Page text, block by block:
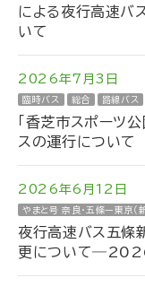
による夜行高速バ
いて
2026年7月3日
臨時バス 総合 路線バス
「香芝市スポーツ
スの運行について
2026年6月12日
やまと号 奈良・五條ー東京（
夜行高速バス五條
更について